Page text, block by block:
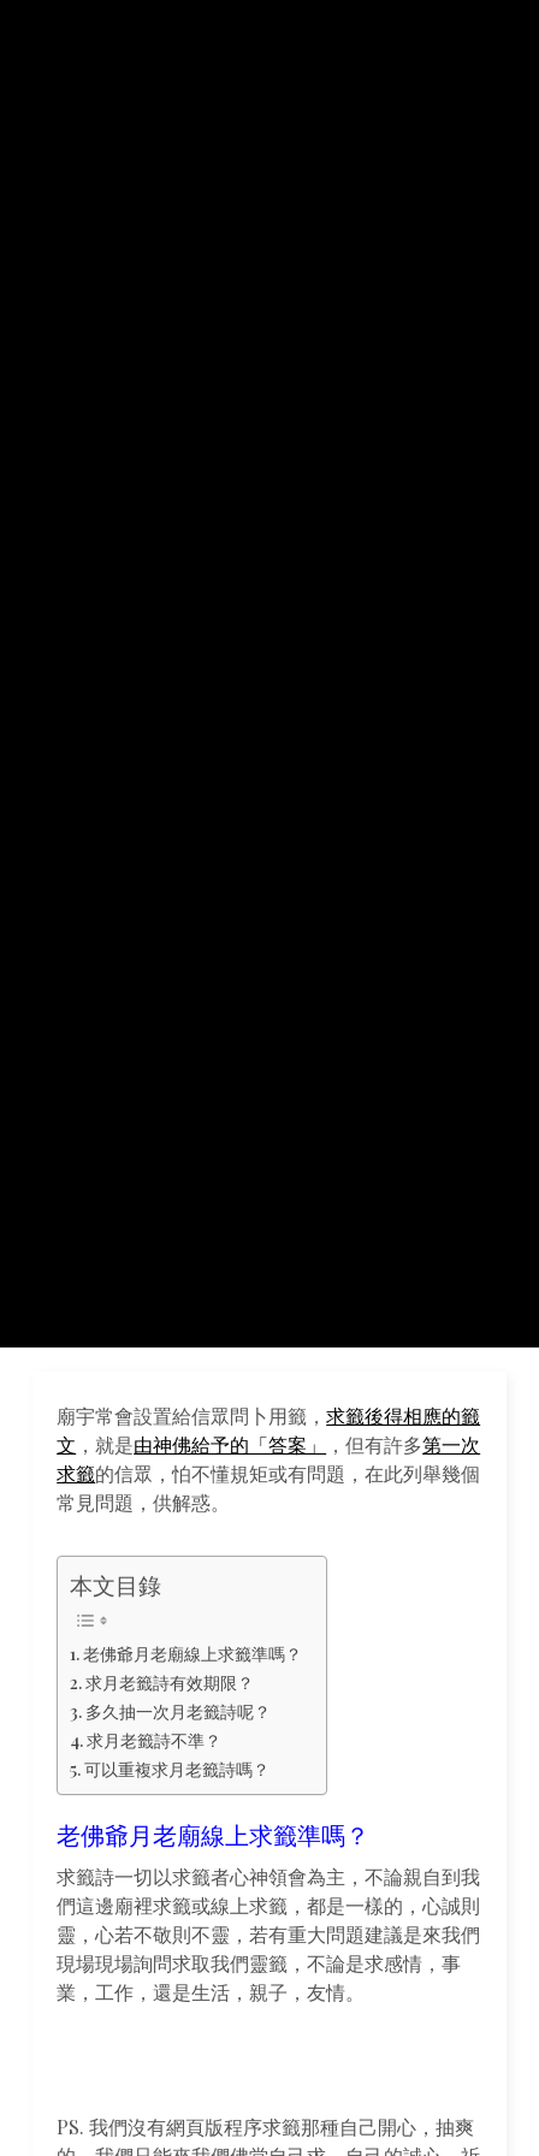
廟宇常會設置給信眾問卜用籤，求籤後得相應的籤
文 ，就是由神佛給予的「答案」 ，但有許多第一次
求籤的信眾，怕不懂規矩或有問題，在此列舉幾個
常見問題，供解惑。
本文目錄
老佛爺月老廟線上求籤準嗎？
求月老籤詩有效期限？
多久抽一次月老籤詩呢？
求月老籤詩不準？
可以重複求月老籤詩嗎？
老佛爺月老廟線上求籤準嗎？
求籤詩一切以求籤者心神領會為主，不論親自到我
們這邊廟裡求籤或線上求籤，都是一樣的，心誠則
靈，心若不敬則不靈，若有重大問題建議是來我們
現場現場詢問求取我們靈籤，不論是求感情，事
業，工作，還是生活，親子，友情。
PS. 我們沒有網頁版程序求籤那種自己開心，抽爽